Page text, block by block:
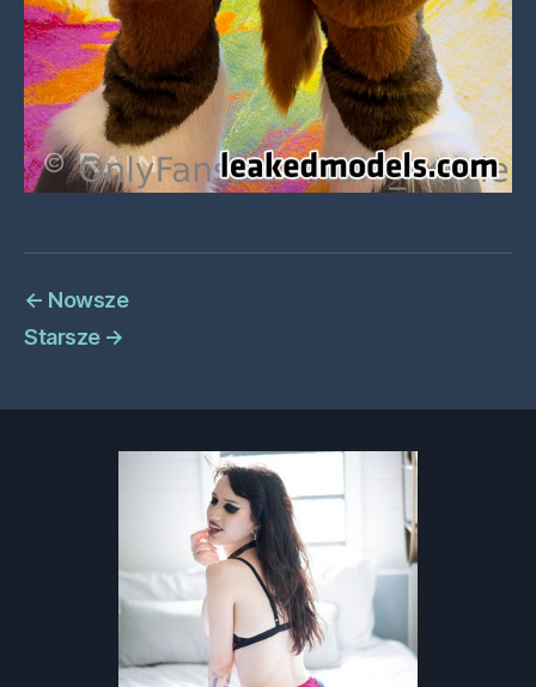
← Nowsze
Starsze →